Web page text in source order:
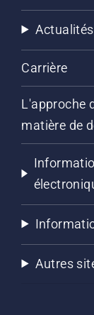
Actualités
Carrière
L'approche
matière de
Autres